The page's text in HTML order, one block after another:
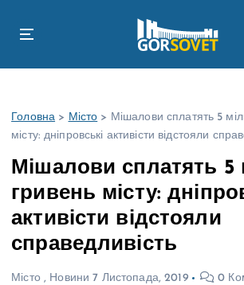
Головна > Місто > Мішалови сплатять 5
місту: дніпровські активісти відстояли
Мішалови сплатять 5
гривень місту:
активісти відстояли
справедливість
Місто, Новини 7 Листопада, 2019 0